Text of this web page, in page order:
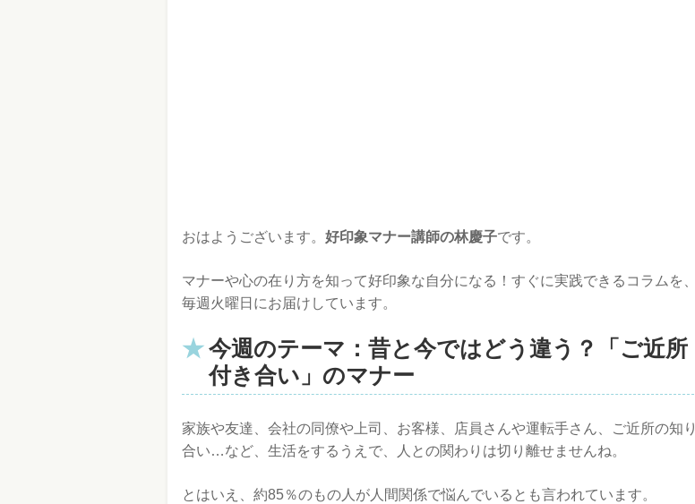
おはようございます。 好印象マナー講師の林慶子です。
マナーや心の在り方を知って好印象な自分になる！すぐに実践できるコラムを、
毎週火曜日にお届けしています。
今週のテーマ：昔と今ではどう違う？「ご近所
付き合い」のマナー
家族や友達、会社の同僚や上司、お客様、店員さんや運転手さん、ご近所の知り
合い…など、生活をするうえで、人との関わりは切り離せませんね。
とはいえ、約85％のもの人が人間関係で悩んでいるとも言われています。